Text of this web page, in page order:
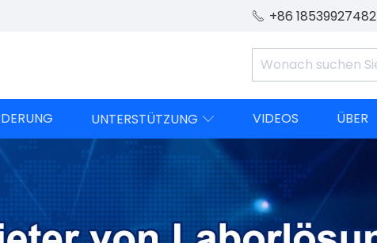
 +86 18539927482
UNTERSTÜTZUNG  VIDEOS ÜBER